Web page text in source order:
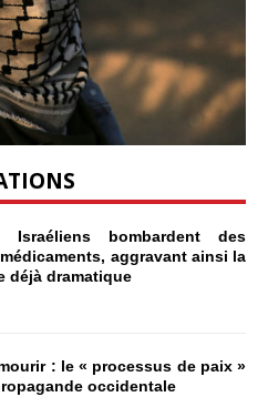
bombardent des
aggravant ainsi la
déjà dramatique
: le « processus de paix »
occidentale